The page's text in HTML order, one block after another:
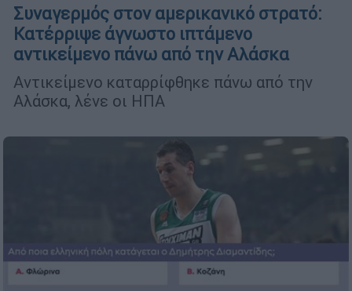
Συναγερμός στον αμερικανικό στρατό:
Κατέρριψε άγνωστο ιπτάμενο
αντικείμενο πάνω από την Αλάσκα
Αντικείμενο καταρρίφθηκε πάνω από την
Αλάσκα, λένε οι ΗΠΑ